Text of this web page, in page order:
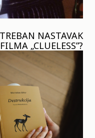
NASTAVAK
FILMA „CLUELESS”?